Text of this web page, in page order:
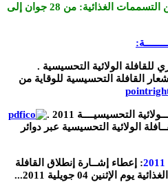
انطلاق القافلة الولائية للوقاية من التسممات الغذائية: من 28 جوان إلى
للقافلة الولائية التحسيسية .
شعار القافلة التحسيسية للوقاية من
التحسيسيــــة 2011 .
الولائية التحسيسية عبر دوائر
: إعطاء إشــارة إنطلاق القافلة
يوم
الإثنين 04 جويلية 2011...